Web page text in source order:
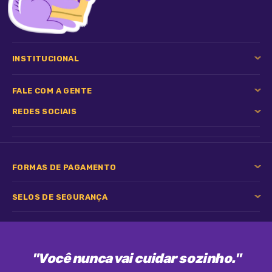
Cada comprimido (660 mg) contém: Praziquantel 50 mg
--------------------------------------------------------
INSTITUCIONAL
FALE COM A GENTE
REDES SOCIAIS
FORMAS DE PAGAMENTO
SELOS DE SEGURANÇA
"Você nunca vai cuidar sozinho."